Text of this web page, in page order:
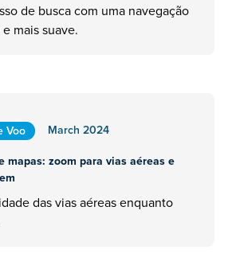
de busca com uma navegação
mais suave.
Voo
March 2024
mapas: zoom para vias aéreas e
das vias aéreas enquanto